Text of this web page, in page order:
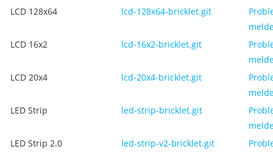
LCD 128x64
lcd-128x64-bricklet.git
LCD 16x2
lcd-16x2-bricklet.git
LCD 20x4
lcd-20x4-bricklet.git
LED Strip
led-strip-bricklet.git
LED Strip 2.0
led-strip-v2-bricklet.git